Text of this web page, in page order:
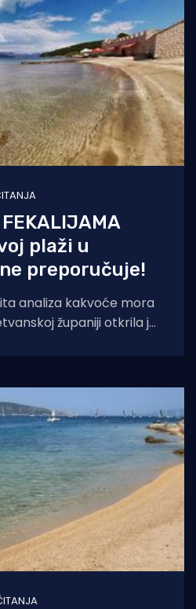
FEKALIJAMA
plaži u
preporučuje!
analiza kakvoće mora
županiji otkrila je
žal. Zbog